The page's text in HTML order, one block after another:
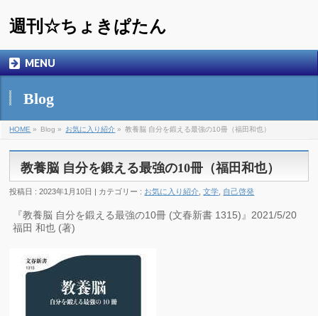
週刊☆ちょきぱたん
MENU
Blog
HOME » Blog » お気に入り紹介 » 教養脳 自分を鍛える最強の10冊（福田和也）
教養脳 自分を鍛える最強の10冊（福田和也）
投稿日 : 2023年1月10日 | カテゴリー : お気に入り紹介 ,文学 自己啓発
『教養脳 自分を鍛える最強の10冊 (文春新書 1315)』2021/5/20
福田 和也 (著)